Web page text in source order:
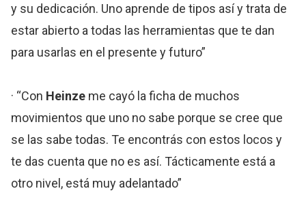
y su dedicación. Uno aprende de tipos así y trata de
estar abierto a todas las herramientas que te dan
para usarlas en el presente y futuro”
· “Con Heinze me cayó la ficha de muchos
movimientos que uno no sabe porque se cree que
se las sabe todas. Te encontrás con estos locos y
te das cuenta que no es así. Tácticamente está a
otro nivel, está muy adelantado”